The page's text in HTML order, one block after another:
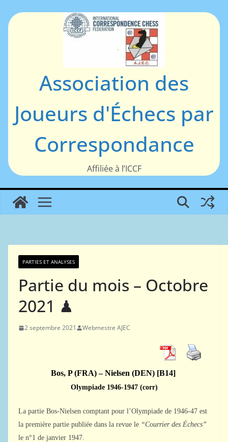
au
Association des
Joueurs d'Échecs par
Correspondance
Affiliée à l’ICCF
PARTIES ET ANALYSES
Partie du mois – Octobre
2021 ♟
2 septembre 2021 Webmestre AJEC
Bos, P (FRA) – Nielsen (DEN) [B14]
Olympiade 1946-1947 (corr)
La partie Bos-Nielsen comptant pour l’Olympiade de 1946-47 est
la première partie publiée dans la revue le “Courrier des Échecs”
le n°1 de janvier 1947.